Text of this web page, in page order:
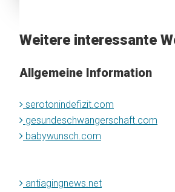
Weitere interessante
Allgemeine Information
serotonindefizit.com
gesundeschwangerschaft.com
babywunsch.com
antiagingnews.net